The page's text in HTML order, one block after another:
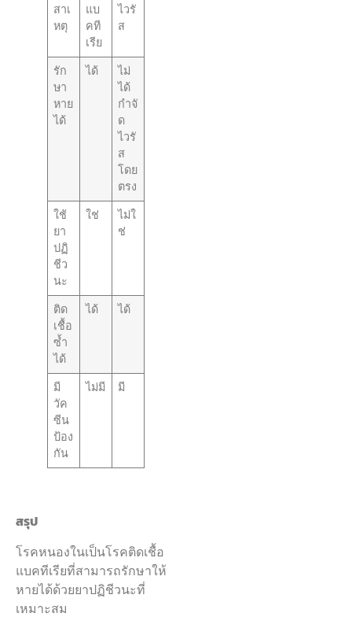
สาเ
หตุ
แบ
คที
เรีย
ไวรั
ส
รัก
ษา
หาย
ได้
ได้
ไม่
ได้
กำจั
ด
ไวรั
ส
โดย
ตรง
ใช้
ยา
ปฏิ
ชีว
นะ
ใช่
ไม่ใ
ช่
ติด
เชื้อ
ซ้ำ
ได้
ได้ ได้
มี
วัค
ซีน
ป้อง
กัน
ไม่มี มี
สรุป
โรคหนองในเป็นโรคติดเชื้อ
แบคทีเรียที่สามารถรักษาให้
หายได้ด้วยยาปฏิชีวนะที่
เหมาะสม